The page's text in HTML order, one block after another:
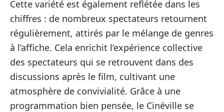
Cette variété est également reflétée dans les
chiffres : de nombreux spectateurs retournent
régulièrement, attirés par le mélange de genres
à l’affiche. Cela enrichit l’expérience collective
des spectateurs qui se retrouvent dans des
discussions après le film, cultivant une
atmosphère de convivialité. Grâce à une
programmation bien pensée, le Cinéville se